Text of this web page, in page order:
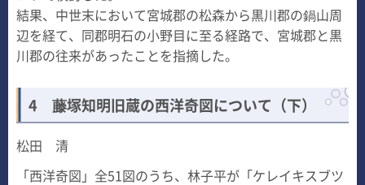
結果、中世末において宮城郡の松森から黒川郡の鍋山周
辺を経て、同郡明石の小野目に至る経路で、宮城郡と黒
川郡の往来があったことを指摘した。
4 藤塚知明旧蔵の西洋奇図について（下）
松田 清
「西洋奇図」全51図のうち、林子平が「ケレイキスブツ